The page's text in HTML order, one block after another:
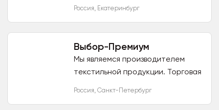
униформу для персонала. Наши
Россия, Екатеринбург
Выбор-Премиум
Мы являемся производителем
текстильной продукции. Торговая
удовольствие…» Мы производим
Россия, Санкт-Петербург